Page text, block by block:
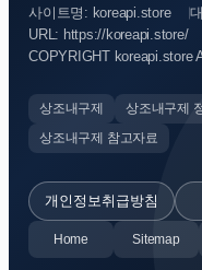
사이트명: koreapi.store
URL: https://koreapi.store/
COPYRIGHT koreapi.store
상조내구제 상조내구제
상조내구제 참고자료
개인정보취급방침
Home Sitemap